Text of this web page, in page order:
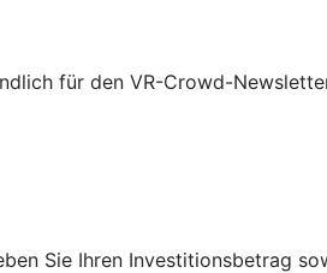
für den VR-Crowd-
Sie Ihren Investitionsbetrag